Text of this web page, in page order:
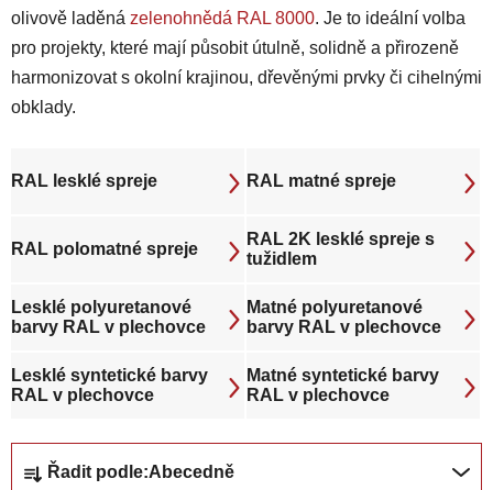
olivově laděná zelenohnědá RAL 8000. Je to ideální volba
pro projekty, které mají působit útulně, solidně a přirozeně
harmonizovat s okolní krajinou, dřevěnými prvky či cihelnými
obklady.
RAL lesklé spreje RAL matné spreje
RAL polomatné spreje
RAL 2K lesklé spreje s
tužidlem
Lesklé polyuretanové
barvy RAL v plechovce
Matné polyuretanové
barvy RAL v plechovce
Lesklé syntetické barvy
RAL v plechovce
Matné syntetické barvy
RAL v plechovce
Řadit podle:Abecedně